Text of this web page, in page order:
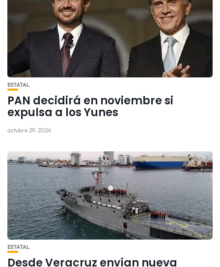
ESTATAL
PAN decidirá en noviembre si
expulsa a los Yunes
octubre 29, 2024
ESTATAL
Desde Veracruz envían nueva